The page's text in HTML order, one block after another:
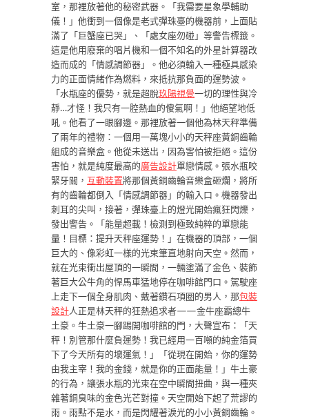
室，那裡放著他的秘密武器。「我需要星象學輔助
儀！」他衝到一個像是老式彈珠臺的機器前，上面貼
滿了「巨蟹座已哭」、「處女座勿碰」等警告標籤。
這是他用廢棄的唱片機和一個不知名的外星計算器改
造而成的「情感調節器」。他必須輸入一種極具感染
力的正面情緒作為燃料，來抵抗那負面的運勢波。
「水瓶座的優勢，就是超脫玖陽視覺一切的理性與冷
靜…才怪！我只有一腔熱血的傻氣啊！」他絕望地低
吼。他看了一眼腳邊。那裡放著一個他為林天秤準備
了兩年的禮物：一個用一萬塊小小的天秤座黃銅齒輪
組成的音樂盒。他從未送出，因為害怕被拒絕。這份
害怕，就是純度最高的廣告設計單戀情感。張水瓶咬
緊牙關， 互動裝置將那個黃銅齒輪音樂盒砸爛，將所
有的齒輪都倒入「情感調節器」的輸入口。機器發出
刺耳的尖叫，接著，彈珠臺上的燈光開始瘋狂閃爍，
發出警告。「能量超載！檢測到極致純粹的單戀能
量！目標：提升天秤座運勢！」在機器的頂部，一個
巨大的、像彩虹一樣的光束筆直地射向天空。然而，
就在光束衝出屋頂的一瞬間，一輛塗滿了金色、裝飾
著巨大公牛角的悍馬車猛地停在咖啡館門口。駕駛座
上走下一個全身肌肉、戴著鑽石項圈的男人，那包裝
設計人正是林天秤的狂熱追求者——金牛座霸總牛
土豪。牛土豪一腳踢開咖啡館的門，大聲宣布：「天
秤！別管那什麼負運勢！我已經用一百噸的純金箔買
下了今天所有的壞運氣！」「從現在開始，你的運勢
由我主宰！我的金錢，就是你的正面能量！」牛土豪
的行為，讓張水瓶的光束在空中瞬間扭曲，與一種夾
雜著銅臭味的金色光芒對撞。天空開始下起了荒謬的
雨。雨點不是水，而是閃耀著淚光的小小黃銅齒輪。